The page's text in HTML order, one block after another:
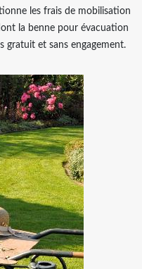
les frais de mobilisation
la benne pour évacuation
gratuit et sans engagement.